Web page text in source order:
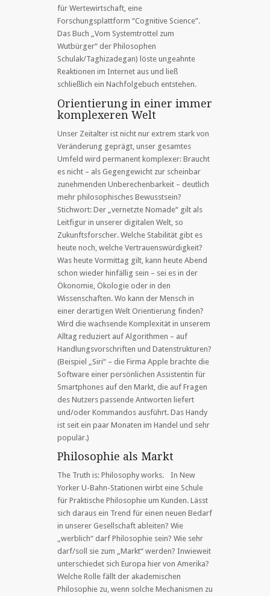
für Wertewirtschaft, eine
Forschungsplattform “Cognitive Science”.
Das Buch „Vom Systemtrottel zum
Wutbürger“ der Philosophen
Schulak/Taghizadegan) löste ungeahnte
Reaktionen im Internet aus und ließ
schließlich ein Nachfolgebuch entstehen.
Orientierung in einer immer
komplexeren Welt
Unser Zeitalter ist nicht nur extrem stark von
Veränderung geprägt, unser gesamtes
Umfeld wird permanent komplexer: Braucht
es nicht – als Gegengewicht zur scheinbar
zunehmenden Unberechenbarkeit – deutlich
mehr philosophisches Bewusstsein?
Stichwort: Der „vernetzte Nomade“ gilt als
Leitfigur in unserer digitalen Welt, so
Zukunftsforscher. Welche Stabilität gibt es
heute noch, welche Vertrauenswürdigkeit?
Was heute Vormittag gilt, kann heute Abend
schon wieder hinfällig sein – sei es in der
Ökonomie, Ökologie oder in den
Wissenschaften. Wo kann der Mensch in
einer derartigen Welt Orientierung finden?
Wird die wachsende Komplexität in unserem
Alltag reduziert auf Algorithmen – auf
Handlungsvorschriften und Datenstrukturen?
(Beispiel „Siri“ – die Firma Apple brachte die
Software einer persönlichen Assistentin für
Smartphones auf den Markt, die auf Fragen
des Nutzers passende Antworten liefert
und/oder Kommandos ausführt. Das Handy
ist seit ein paar Monaten im Handel und sehr
populär.)
Philosophie als Markt
The Truth is: Philosophy works. In New
Yorker U-Bahn-Stationen wirbt eine Schule
für Praktische Philosophie um Kunden. Lässt
sich daraus ein Trend für einen neuen Bedarf
in unserer Gesellschaft ableiten? Wie
„werblich“ darf Philosophie sein? Wie sehr
darf/soll sie zum „Markt“ werden? Inwieweit
unterschiedet sich Europa hier von Amerika?
Welche Rolle fällt der akademischen
Philosophie zu, wenn solche Mechanismen zu